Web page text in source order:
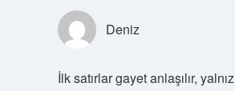
Deniz
İlk satırlar gayet anlaşılır,